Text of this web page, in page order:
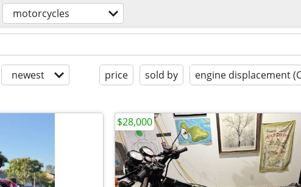
motorcycles
newest price sold by engine displacement
$28,000